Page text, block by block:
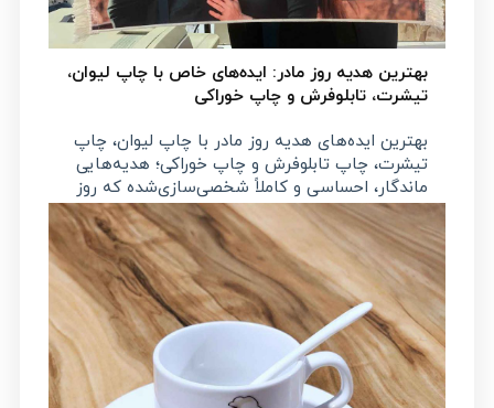
بهترین هدیه روز مادر: ایده‌های خاص با چاپ لیوان،
تیشرت، تابلوفرش و چاپ خوراکی
بهترین ایده‌های هدیه روز مادر با چاپ لیوان، چاپ
تیشرت، چاپ تابلوفرش و چاپ خوراکی؛ هدیه‌هایی
ماندگار، احساسی و کاملاً شخصی‌سازی‌شده که روز
مادر را خاص‌تر از همیشه می‌کنند.